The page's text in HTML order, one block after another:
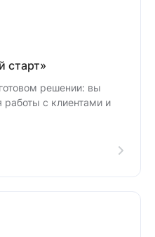
старт»
решении: вы
работы с клиентами и